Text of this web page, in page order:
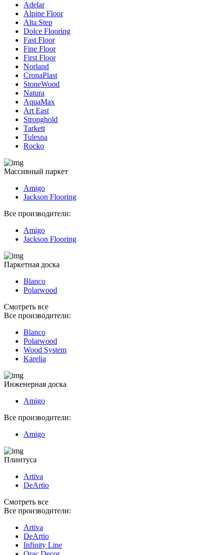
Adelar
Alpine Floor
Alta Step
Dolce Flooring
Fast Floor
Fine Floor
First Floor
Norland
CronaPlast
StoneWood
Natura
AquaMax
Art East
Stronghold
Tarkett
Tulesna
Rocko
Массивный паркет
Amigo
Jackson Flooring
Все производители:
Amigo
Jackson Flooring
Паркетная доска
Blanco
Polarwood
Смотреть все
Все производители:
Blanco
Polarwood
Wood System
Karelia
Инженерная доска
Amigo
Все производители:
Amigo
Плинтуса
Artiva
DeArtio
Смотреть все
Все производители:
Artiva
DeArtio
Infinity Line